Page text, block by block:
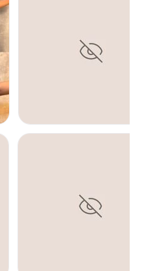
del cuerpo. Esta se
Este tratamiento tiene